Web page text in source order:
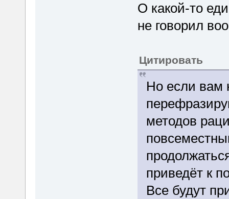
О какой-то
не говорил
Цитировать
Но если вам
методов
приведёт к
Все будут